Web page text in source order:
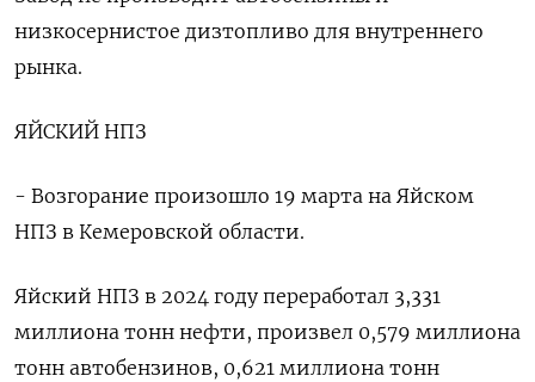
низкосернистое дизтопливо для внутреннего
рынка.
ЯЙСКИЙ НПЗ
- Возгорание произошло 19 марта на Яйском
НПЗ в Кемеровской области.
Яйский НПЗ в 2024 году переработал 3,331
миллиона тонн нефти, произвел 0,579 миллиона
тонн автобензинов, 0,621 миллиона тонн